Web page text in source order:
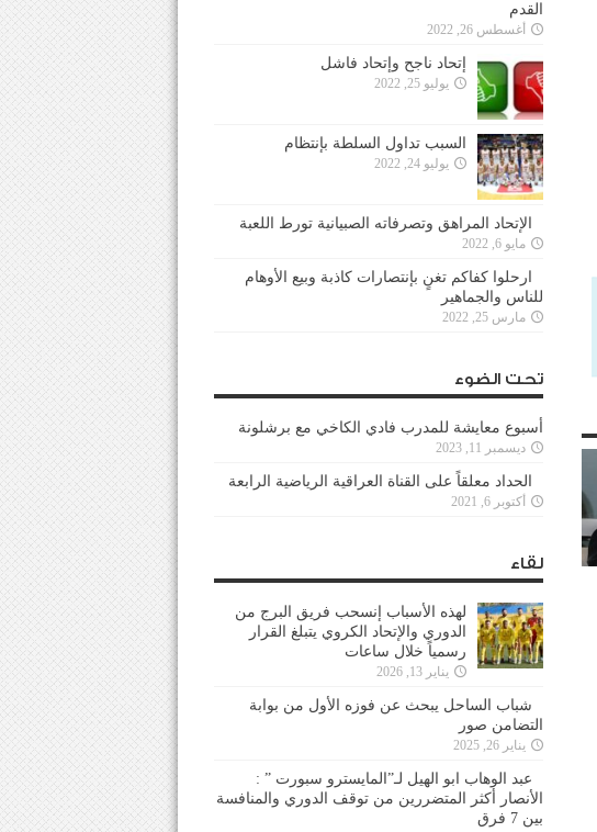
القدم
أغسطس 26, 2022
إتحاد ناجح وإتحاد فاشل
يوليو 25, 2022
السبب تداول السلطة بإنتظام
يوليو 24, 2022
الإتحاد المراهق وتصرفاته الصبيانية تورط اللعبة
مايو 6, 2022
ارحلوا كفاكم تغنٍ بإنتصارات كاذبة وبيع الأوهام
للناس والجماهير
مارس 25, 2022
تحت الضوء
أسبوع معايشة للمدرب فادي الكاخي مع برشلونة
ديسمبر 11, 2023
الحداد معلقاً على القناة العراقية الرياضية الرابعة
أكتوبر 6, 2021
لقاء
لهذه الأسباب إنسحب فريق البرج من
الدوري والإتحاد الكروي يتبلغ القرار
رسمياً خلال ساعات
يناير 13, 2026
شباب الساحل يبحث عن فوزه الأول من بوابة
التضامن صور
يناير 26, 2025
عبد الوهاب ابو الهيل لـ”المايسترو سبورت ” :
الأنصار أكثر المتضررين من توقف الدوري والمنافسة
بين 7 فرق